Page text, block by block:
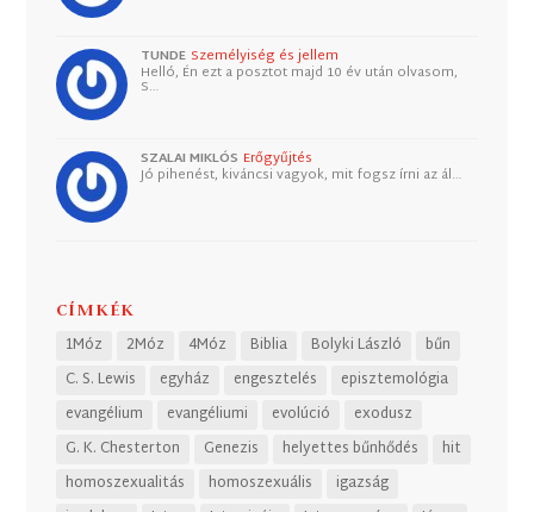
TUNDE Személyiség és jellem
Helló, Én ezt a posztot majd 10 év után olvasom,
S…
SZALAI MIKLÓS Erőgyűjtés
Jó pihenést, kiváncsi vagyok, mit fogsz írni az ál…
CÍMKÉK
1Móz 2Móz 4Móz Biblia Bolyki László
bűn
C. S. Lewis
egyház engesztelés
episztemológia
evangélium
evangéliumi evolúció
exodusz
G. K. Chesterton
Genezis helyettes bűnhődés
hit
homoszexualitás
homoszexuális
igazság